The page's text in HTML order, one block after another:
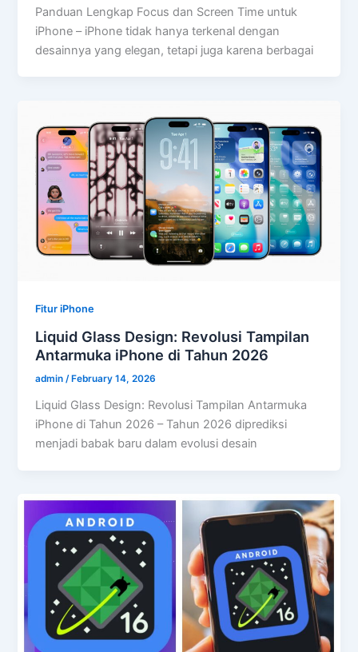
Panduan Lengkap Focus dan Screen Time untuk
iPhone – iPhone tidak hanya terkenal dengan
desainnya yang elegan, tetapi juga karena berbagai
Fitur iPhone
Liquid Glass Design: Revolusi Tampilan
Antarmuka iPhone di Tahun 2026
admin/ February 14, 2026
Liquid Glass Design: Revolusi Tampilan Antarmuka
iPhone di Tahun 2026 – Tahun 2026 diprediksi
menjadi babak baru dalam evolusi desain